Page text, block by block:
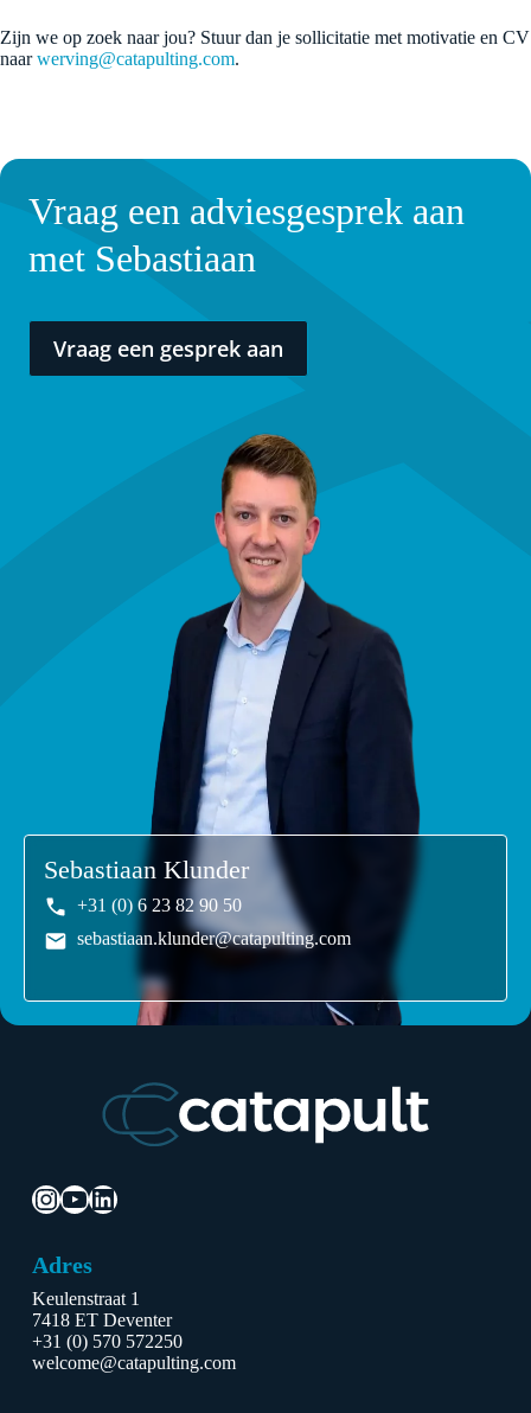
Zijn we op zoek naar jou? Stuur dan je sollicitatie met motivatie en CV
naarwerving@catapulting.com.
Sebastiaan Klunder
+31 (0) 6 23 82 90 50
sebastiaan.klunder@catapulting.com
Vraag een adviesgesprek aan
met Sebastiaan
Vraag een gesprek aan
Instagram
YouTube
LinkedIn
Adres
Keulenstraat 1
7418 ET Deventer
+31 (0) 570 572250
welcome@catapulting.com